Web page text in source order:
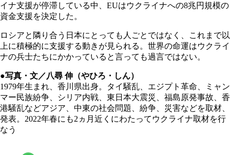
イナ支援が停滞している中、EUはウクライナへの8兆円規模の
資金支援を決定した。
ロシアと隣り合う日本にとっても人ごとではなく、これまで以
上に積極的に支援する動きが見られる。世界の命運はウクライ
ナの兵士たちにかかっていると言っても過言ではない。
●写真・文／八尋 伸（やひろ・しん）
1979年生まれ、香川県出身。タイ騒乱、エジプト革命、ミャン
マー民族紛争、シリア内戦、東日本大震災、福島原発事故、香
港騒乱などアジア、中東の社会問題、紛争、災害などを取材、
発表。2022年春にも2ヵ月近くにわたってウクライナ取材を行
なう